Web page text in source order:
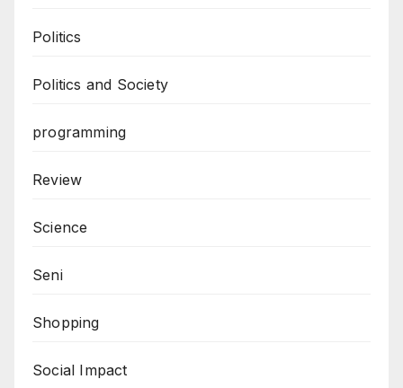
Politics
Politics and Society
programming
Review
Science
Seni
Shopping
Social Impact